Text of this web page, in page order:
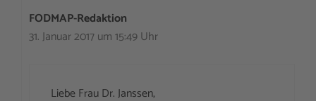
FODMAP-Redaktion
31. Januar 2017 um 15:49 Uhr
Liebe Frau Dr. Janssen,